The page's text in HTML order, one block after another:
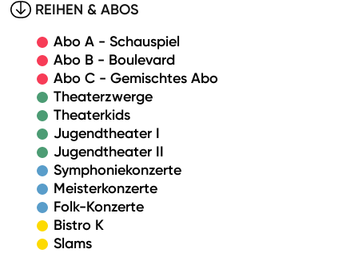
REIHEN & ABOS
Abo A - Schauspiel
Abo B - Boulevard
Abo C - Gemischtes Abo
Theaterzwerge
Theaterkids
Jugendtheater I
Jugendtheater II
Symphoniekonzerte
Meisterkonzerte
Folk-Konzerte
Bistro K
Slams